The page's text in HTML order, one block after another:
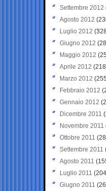
Settembre 2012
Agosto 2012
Luglio 2012
Giugno 2012
Maggio 2012
Aprile 2012
Marzo 2012
Febbraio 2012
Gennaio 2012
Dicembre 2011
Novembre 2011
Ottobre 2011
Settembre 2011
Agosto 2011
Luglio 2011
Giugno 2011